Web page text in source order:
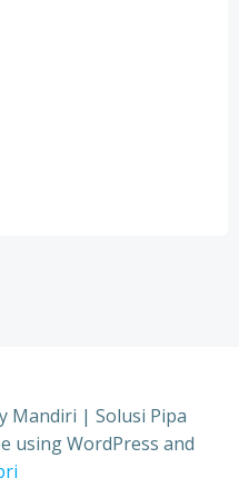
Mandiri | Solusi Pipa
using WordPress and